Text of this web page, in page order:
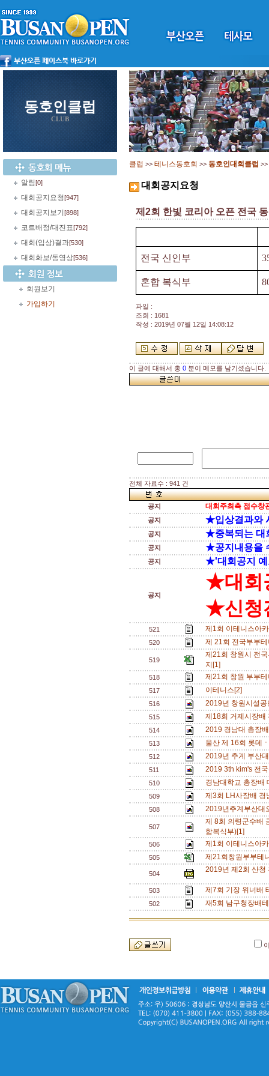
동호인클럽
CLUB
알림[0]
대회공지요청[947]
대회공지보기 [898]
코트배정/대진표[792]
대회(입상)결과[530]
대회화보/동영상[536]
회원보기
가입하기
클럽 >> 테니스동호회 >> 동호인대회클럽 >>
대회공지요청
제2회 한빛 코리아 오픈 전국
전국 신인부
혼합 복식부
파일 :
조회 : 1681
작성 : 2019년 07월 12일 14:08:12
이 글에 대해서 총 0 분이 메모를 남기셨습니다.
전체 자료수 : 941 건
공지 대회주최측 접수창
공지 ★입상결과와
공지 ★중복되는 대
공지 ★공지내용을
공지 ★'대회공지 예
공지
★대회
★신청
521 제1회 이테니스아
520 제 21회 전국부부
519
제21회 창원시 전
지[1]
518 제21회 창원 부부
517 이테니스[2]
516 2019년 창원시설
515 제18회 거제시장
514 2019 경남대 총장
513 울산 제 16회 롯데
512 2019년 추계 부산
511 2019 3th kim's 전
510 경남대학교 총장배
509 제3회 LH사장배
508 2019년추계부산
507
제 8회 의령군수배
합복식부)[1]
506 제1회 이테니스아
505 제21회창원부부테
504 2019년 제2회 산청
503 제7회 기장 위너배
502 재5회 남구청장배